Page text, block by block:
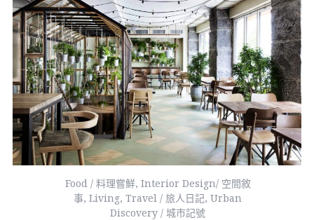
Food / 料理嘗鮮, Interior Design/ 空間敘
事,Living,Travel / 旅人日記,Urban
Discovery / 城市記號